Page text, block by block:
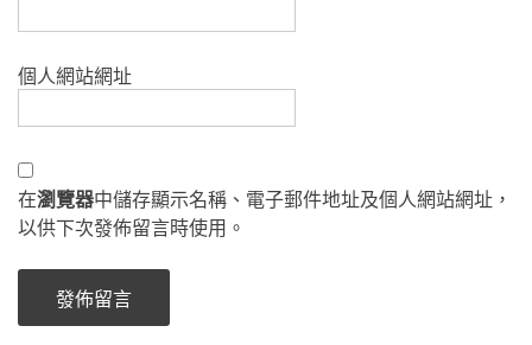
個人網站網址
在瀏覽器中儲存顯示名稱、電子郵件地址及個人網站網址，
以供下次發佈留言時使用。